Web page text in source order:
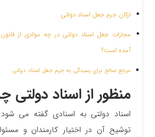
ارکان جرم جعل اسناد دولتی
مجازات جعل اسناد دولتی در چه موادی از
آمده است؟
مرجع صالح برای رسیدگی به جرم جعل اسناد دولتی
منظور از اسناد
اسناد دولتی به اسنادی گفته می
توشیح آن در اختیار کارمندان و